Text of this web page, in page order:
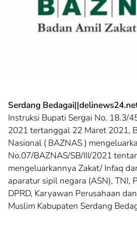
Serdang
Instruksi Bupati Sergai No. 18.3/
2021 tertanggal 22 Maret 2021,
Nasional ( BAZNAS )
No.07/BAZNAS/SB/III/2021
mengeluarkannya Zakat/ Infaq
aparatur sipil negara (ASN), TNI,
DPRD, Karyawan Perusahaan
Muslim Kabupaten Serdang